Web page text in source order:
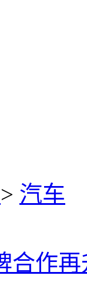
> 汽车
合作